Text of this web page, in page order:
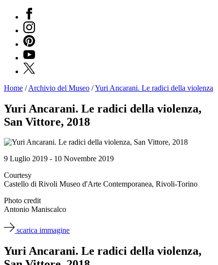
Facebook
Instagram
Pinterest
YouTube
X
Eventi
Archivi
Museo
Digitale
Collezione
Accessibilità
News
Educazione
Formazione
Ricerca
Famiglie
Home /Archivio del Museo /Yuri Ancarani. Le radici della violenza
Yuri Ancarani. Le radici della violenza,
San Vittore, 2018
9 Luglio 2019 - 10 Novembre 2019
Courtesy
Castello di Rivoli Museo d'Arte Contemporanea, Rivoli-Torino
Photo credit
Antonio Maniscalco
scarica immagine
Yuri Ancarani. Le radici della violenza,